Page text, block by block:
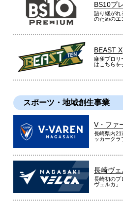
BS10プ
語り継がれ
のためのエ
BEAST X
麻雀プロリ
はこちらを
スポーツ・地域創生事業
V・ファ
長崎県内21
ッカークラ
長崎ヴェ
長崎初のプ
ヴェルカ」